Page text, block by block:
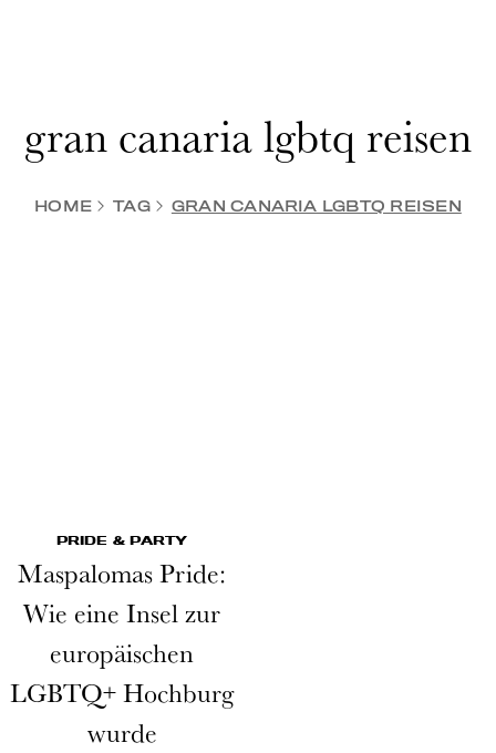
gran canaria lgbtq reisen
HOME TAG GRAN CANARIA LGBTQ REISEN
PRIDE & PARTY
Maspalomas Pride:
Wie eine Insel zur
europäischen
LGBTQ+ Hochburg
wurde